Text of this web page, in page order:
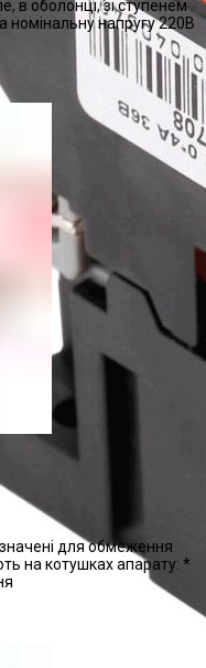
в оболонці, зі ступенем
номінальну напругу 220В
для обмеження
на котушках апарату: *